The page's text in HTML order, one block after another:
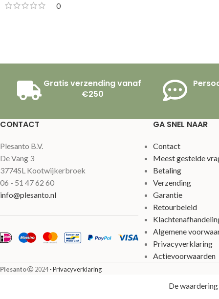
0
Gratis verzending vanaf
€250
CONTACT
Plesanto B.V.
De Vang 3
3774SL Kootwijkerbroek
06 - 51 47 62 60
info@plesanto.nl
GA SNEL NAAR
Contact
Meest gestelde
Betaling
Verzending
Garantie
Retourbeleid
Algemene
Privacyverklaring
Actievoorwaarden
Plesanto 2024- Privacyverklaring
De